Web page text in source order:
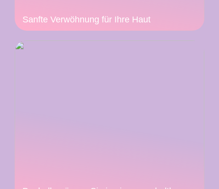
Sanfte Verwöhnung für Ihre Haut